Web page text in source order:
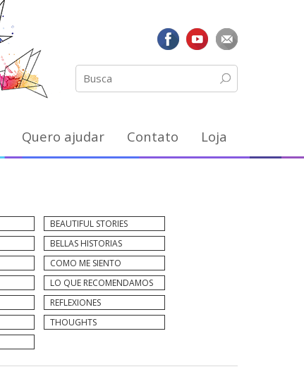
Quero ajudar Contato Loja
BEAUTIFUL STORIES
BELLAS HISTORIAS
COMO ME SIENTO
LO QUE RECOMENDAMOS
REFLEXIONES
THOUGHTS